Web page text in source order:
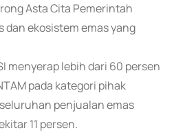
Asta Cita Pemerintah
dan ekosistem emas yang
menyerap lebih dari 60 persen
pada kategori pihak
penjualan emas
11 persen.